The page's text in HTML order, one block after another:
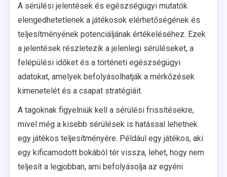
A sérülési jelentések és egészségügyi mutatók
elengedhetetlenek a játékosok elérhetőségének és
teljesítményének potenciáljának értékeléséhez. Ezek
a jelentések részletezik a jelenlegi sérüléseket, a
felépülési időket és a történeti egészségügyi
adatokat, amelyek befolyásolhatják a mérkőzések
kimenetelét és a csapat stratégiáit.
A tagoknak figyelniük kell a sérülési frissítésekre,
mivel még a kisebb sérülések is hatással lehetnek
egy játékos teljesítményére. Például egy játékos, aki
egy kificamodott bokából tér vissza, lehet, hogy nem
teljesít a legjobban, ami befolyásolja az egyéni